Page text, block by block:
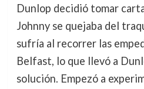
Dunlop decidió tomar
Johnny se quejaba del
sufría al recorrer las
Belfast, lo que llevó a
solución. Empezó a